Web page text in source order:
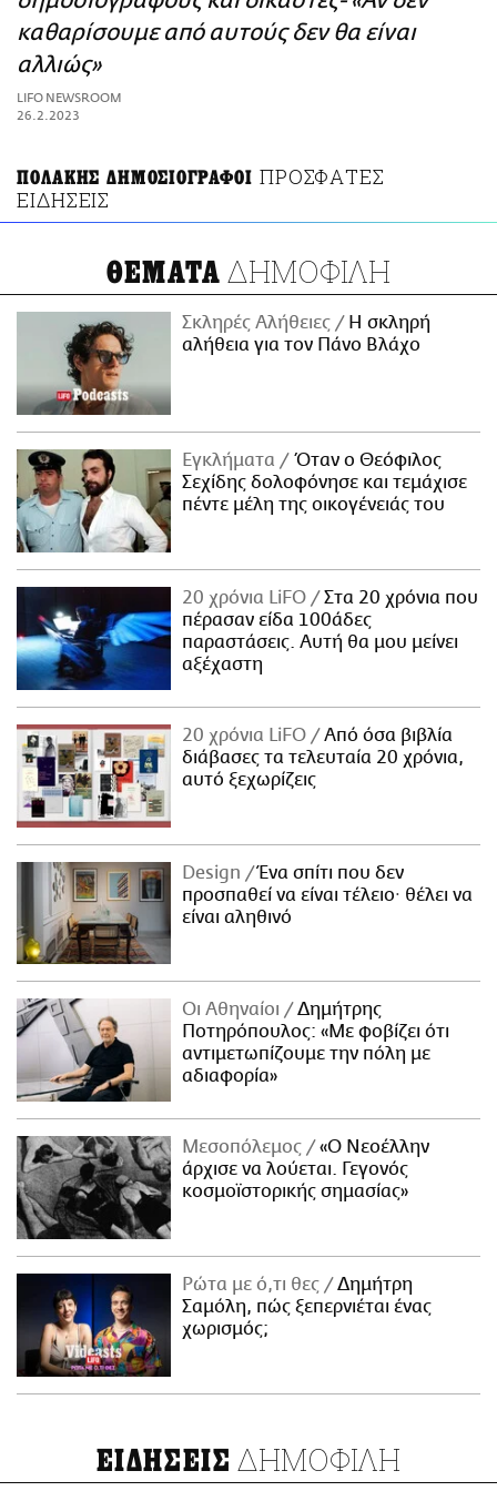
ΑΜΠΑ
PRINT
καθαρίσουμε από αυτούς δεν θα είναι
αλλιώς»
LIFO NEWSROOM
26.2.2023
ΠΟΛΑΚΗΣ ΔΗΜΟΣΙΟΓΡΑΦΟΙ ΠΡΟΣΦΑΤΕΣ
ΕΙΔΗΣΕΙΣ
ΘΕΜΑΤΑ ΔΗΜΟΦΙΛΗ
Σκληρές Αλήθειες
H σκληρή
αλήθεια για τον Πάνο Βλάχο
Εγκλήματα
Όταν ο Θεόφιλος
Σεχίδης δολοφόνησε και τεμάχισε
πέντε μέλη της οικογένειάς του
20 χρόνια LiFO
Στα 20 χρόνια που
πέρασαν είδα 100άδες
παραστάσεις. Αυτή θα μου μείνει
αξέχαστη
20 χρόνια LiFO
Από όσα βιβλία
διάβασες τα τελευταία 20 χρόνια,
αυτό ξεχωρίζεις
Design
Ένα σπίτι που δεν
προσπαθεί να είναι τέλειο· θέλει να
είναι αληθινό
Οι Αθηναίοι
Δημήτρης
Ποτηρόπουλος: «Με φοβίζει ότι
αντιμετωπίζουμε την πόλη με
αδιαφορία»
Μεσοπόλεμος
«Ο Νεοέλλην
άρχισε να λούεται. Γεγονός
κοσμοϊστορικής σημασίας»
Ρώτα με ό,τι θες
Δημήτρη
Σαμόλη, πώς ξεπερνιέται ένας
χωρισμός;
ΕΙΔΗΣΕΙΣ ΔΗΜΟΦΙΛΗ